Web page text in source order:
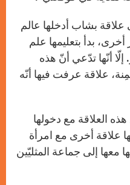
علاقة بشاب أدخلها عالم
بدأ بتعليمها علم
أنّها تدّعي أنّ هذه
علاقة عرفت فيها أنّه
العلاقة مع دخولها
لكن إقامتها علاقة أخرى مع امرأة
معها إلى جماعة المثليّين